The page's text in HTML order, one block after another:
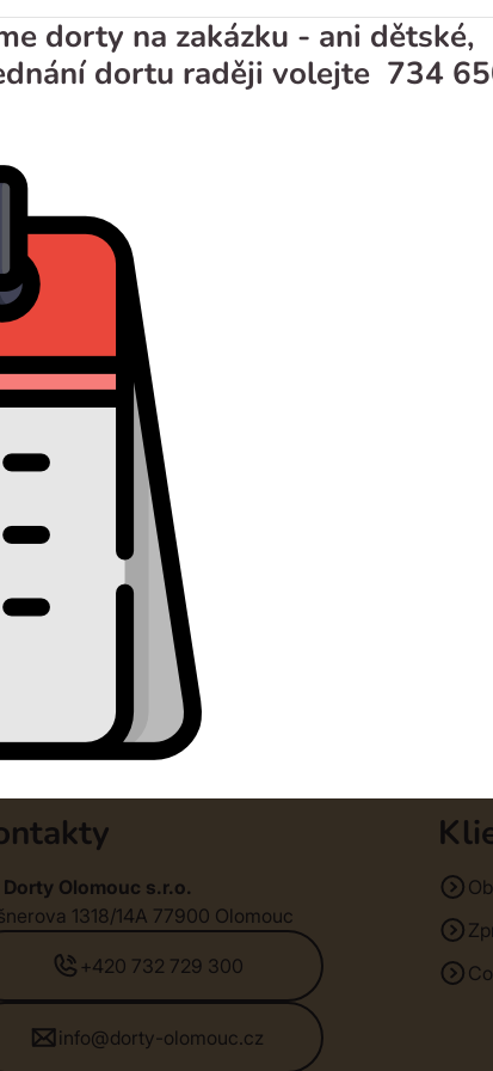
Dotaz prodejci
Dorty Olomouc s.r.o.
1318/14A 77900 Olomouc
+420 732 729 300
info@dorty-olomouc.cz
dorty na zakázku - ani dětské,
dortu raději volejte 734